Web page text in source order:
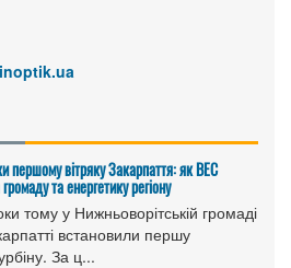
першому вітряку Закарпаття: як ВЕС
та енергетику регіону
тому у Нижньоворітській громаді
встановили першу
За ц...